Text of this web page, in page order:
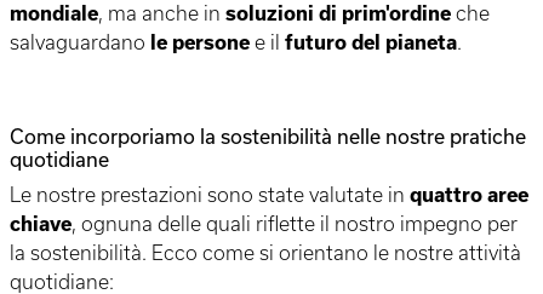
mondiale, ma anche in soluzioni di prim'ordine che
salvaguardano le persone e il futuro del pianeta.
Come incorporiamo la sostenibilità nelle nostre pratiche
quotidiane
Le nostre prestazioni sono state valutate in quattro aree
chiave, ognuna delle quali riflette il nostro impegno per
la sostenibilità. Ecco come si orientano le nostre attività
quotidiane: